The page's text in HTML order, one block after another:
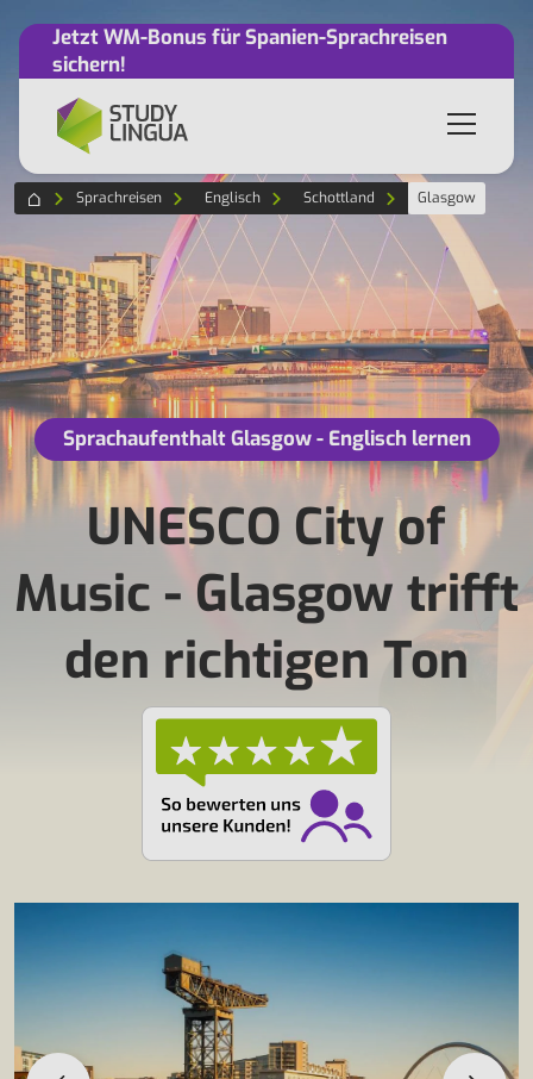
Jetzt WM-Bonus für Spanien-Sprachreisen
sichern!
Sprachreisen Englisch Schottland Glasgow
Sprachaufenthalt Glasgow - Englisch lernen
UNESCO City of
Music - Glasgow trifft
den richtigen Ton